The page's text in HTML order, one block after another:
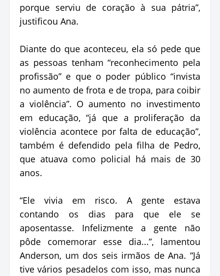
porque serviu de coração à sua pátria”,
justificou Ana.
Diante do que aconteceu, ela só pede que
as pessoas tenham “reconhecimento pela
profissão” e que o poder público “invista
no aumento de frota e de tropa, para coibir
a violência”. O aumento no investimento
em educação, “já que a proliferação da
violência acontece por falta de educação”,
também é defendido pela filha de Pedro,
que atuava como policial há mais de 30
anos.
“Ele vivia em risco. A gente estava
contando os dias para que ele se
aposentasse. Infelizmente a gente não
pôde comemorar esse dia...”, lamentou
Anderson, um dos seis irmãos de Ana. “Já
tive vários pesadelos com isso, mas nunca